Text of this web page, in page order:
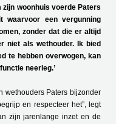
zijn woonhuis voerde Paters
waarvoor een vergunning
zonder dat die er altijd
niet als wethouder. Ik bied
te hebben overwogen, kan
neerleg.’
wethouders Paters bijzonder
en respecteer het”, legt
zijn jarenlange inzet en de